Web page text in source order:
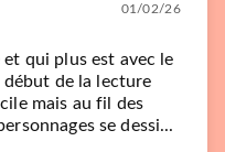
01/02/26
qui plus est avec le
de la lecture
mais au fil des
se dessi...